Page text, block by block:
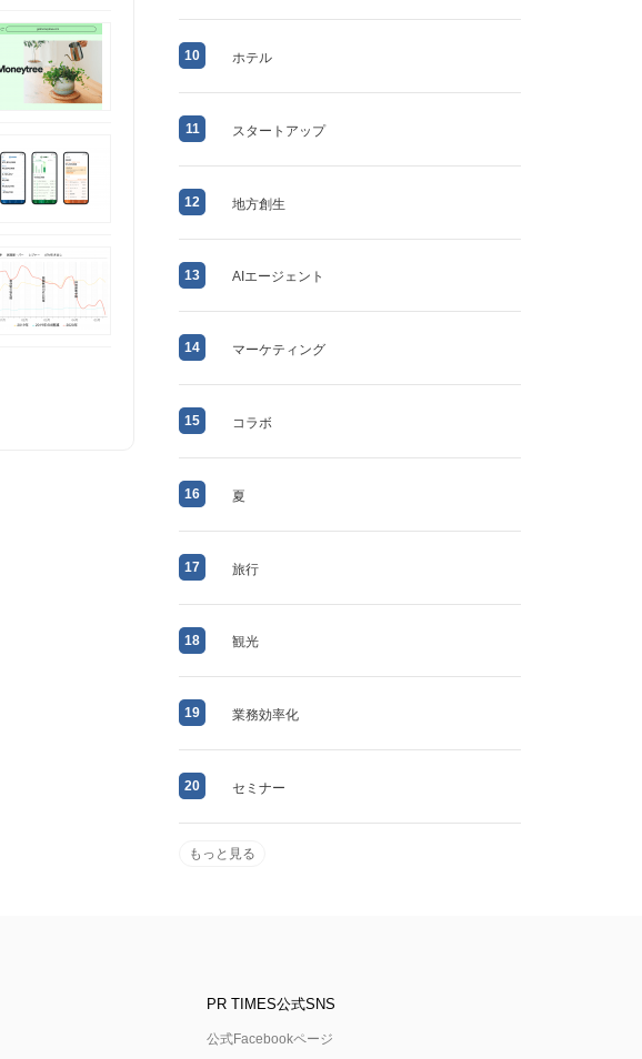
10 ホテル
11 スタートアップ
12 地方創生
13 AIエージェント
14 マーケティング
15 コラボ
16 夏
17 旅行
18 観光
19 業務効率化
20 セミナー
もっと見る
PR TIMES公式SNS
公式Facebookページ